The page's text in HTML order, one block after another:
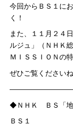
今回からＢＳ１に
く！
また、１１月２４
ルジュ」（ＮＨＫ
ＭＩＳＳＩＯＮの
ぜひご覧くださいね
◆ＮＨＫ ＢＳ「地
ＢＳ１